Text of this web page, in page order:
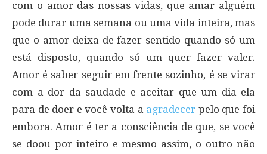
com o amor das nossas vidas, que amar alguém
pode durar uma semana ou uma vida inteira, mas
que o amor deixa de fazer sentido quando só um
está disposto, quando só um quer fazer valer.
Amor é saber seguir em frente sozinho, é se virar
com a dor da saudade e aceitar que um dia ela
para de doer e você volta a agradecer pelo que foi
embora. Amor é ter a consciência de que, se você
se doou por inteiro e mesmo assim, o outro não